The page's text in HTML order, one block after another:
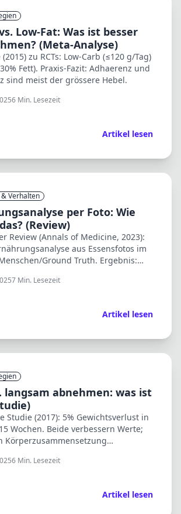
Low-Fat: Was ist besser
(Meta-Analyse)
zu RCTs: Low-Carb (≤120 g/Tag)
Fett). Praxis-Fazit: Adhaerenz und
sind meist der grössere Hebel.
6 Min. Lesezeit
Artikel lesen
Verhalten
per Foto: Wie
(Review)
Review (Annals of Medicine, 2023):
aus Essensfotos im
Ground Truth. Ergebnis:
komplexen Gerichten.
7 Min. Lesezeit
Artikel lesen
langsam abnehmen: was ist
Studie (2017): 5% Gewichtsverlust in
Wochen. Beide verbessern Werte;
Körperzusammensetzung
6 Min. Lesezeit
Artikel lesen